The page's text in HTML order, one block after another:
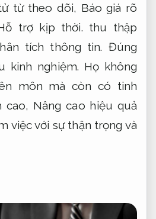
từ theo dõi, Báo giá rõ
trợ kịp thời. thu thập
tích thông tin. Đúng
kinh nghiệm. Họ không
môn mà còn có tinh
cao, Nâng cao hiệu quả
việc với sự thận trọng và